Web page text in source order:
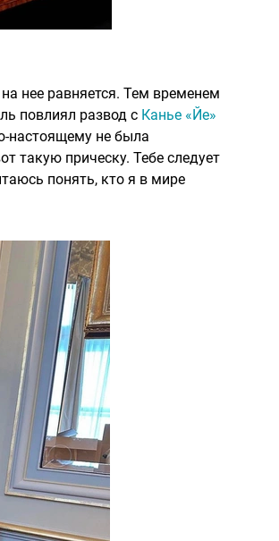
нее равняется. Тем временем
повлиял развод с Канье «Йе»
настоящему не была
такую прическу. Тебе следует
понять, кто я в мире